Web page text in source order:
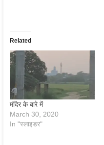
Related
मंदिर के बारे में
March 30, 2020
In "स्‍लाइडर"